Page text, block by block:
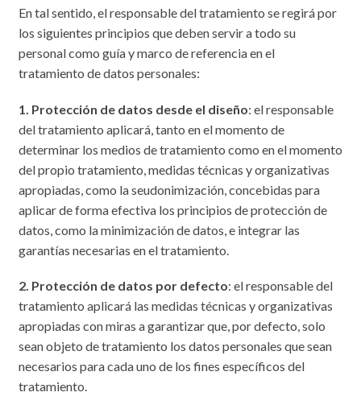
En tal sentido, el responsable del tratamiento se regirá por
los siguientes principios que deben servir a todo su
personal como guía y marco de referencia en el
tratamiento de datos personales:
1. Protección de datos desde el diseño: el responsable
del tratamiento aplicará, tanto en el momento de
determinar los medios de tratamiento como en el momento
del propio tratamiento, medidas técnicas y organizativas
apropiadas, como la seudonimización, concebidas para
aplicar de forma efectiva los principios de protección de
datos, como la minimización de datos, e integrar las
garantías necesarias en el tratamiento.
2. Protección de datos por defecto: el responsable del
tratamiento aplicará las medidas técnicas y organizativas
apropiadas con miras a garantizar que, por defecto, solo
sean objeto de tratamiento los datos personales que sean
necesarios para cada uno de los fines específicos del
tratamiento.